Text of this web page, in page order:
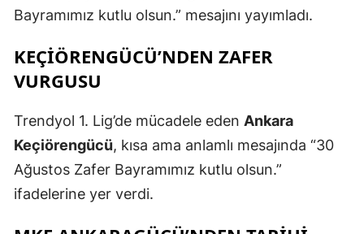
Bayramımız kutlu olsun.” mesajını yayımladı.
KEÇIÖRENGÜCÜ’NDEN ZAFER
VURGUSU
Trendyol 1. Lig’de mücadele eden Ankara
Keçiörengücü, kısa ama anlamlı mesajında “30
Ağustos Zafer Bayramımız kutlu olsun.”
ifadelerine yer verdi.